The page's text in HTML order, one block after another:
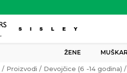
ŽENE
Proizvodi Devojčice (6 -14 godina)